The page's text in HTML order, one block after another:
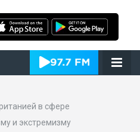
ИмрӯзNews
в сфере
и экстремизму